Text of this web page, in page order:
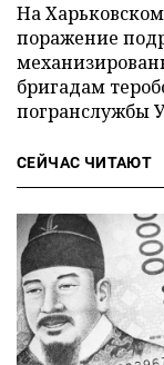
На
поражение
бригадам
погранслужбы
СЕЙЧАС ЧИТАЮТ